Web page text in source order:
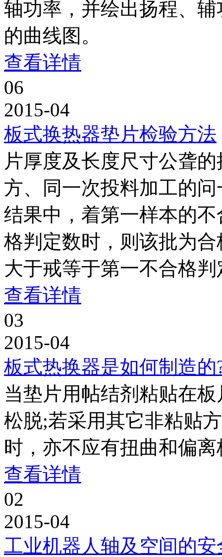
轴功率，并绘出扬程、
的曲线图。
查看详情
06
2015-04
板式换热器垫片检验方法
片厚度及长度尺寸公聋
方、同一次投料加工的
结果中，着第一样本的
格判定数时，则该批为
大于戒等于第一不合格判
查看详情
03
2015-04
板式热换器是如何制造的
当垫片用帖结剂粘贴在
松脱;若采用其它非粘贴
时，亦不应有扭曲和偏
查看详情
02
2015-04
工业机器人轴及空间的